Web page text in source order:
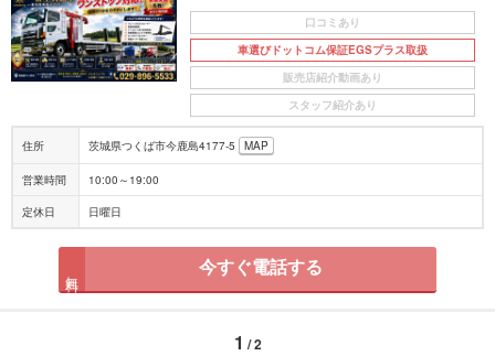
口コミあり
車選びドットコム保証EGSプラス取扱
販売店紹介動画あり
スタッフ紹介あり
住所 茨城県つくば市今鹿島4177-5 MAP
営業時間 10:00～19:00
定休日 日曜日
今すぐ電話する
1 / 2